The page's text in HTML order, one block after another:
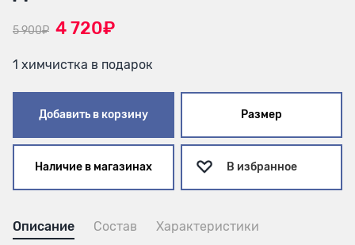
5 900₽ 4 720₽
1 химчистка в подарок
Добавить в корзину Размер
Наличие в магазинах В избранное
Описание Состав Характеристики